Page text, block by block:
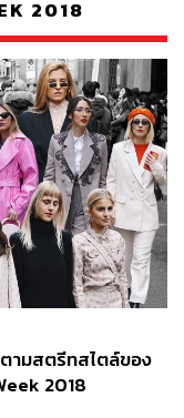
2018
ามสตรีทสไตล์ของ
2018